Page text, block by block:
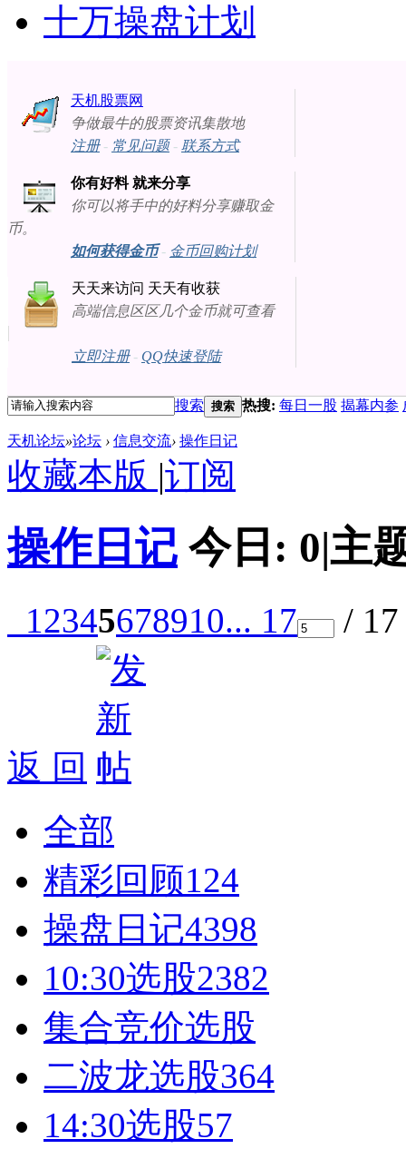
十万操盘计划
天机股票网
争做最牛的股票资讯集散地
注册- 常见问题- 联系方式
你有好料 就来分享
你可以将手中的好料分享赚取金
币。
如何获得金币- 金币回购计划
天天来访问 天天有收获
高端信息区区几个金币就可查看
立即注册- QQ快速登陆
搜索 搜索 热搜: 每日一股 揭幕内参
天机论坛»论坛 › 信息交流› 操作日记
收藏本版 |订阅
操作日记 今日: 0|主
12345678910... 17 /
返 回
全部
精彩回顾124
操盘日记4398
10:30选股2382
集合竞价选股
二波龙选股364
14:30选股57